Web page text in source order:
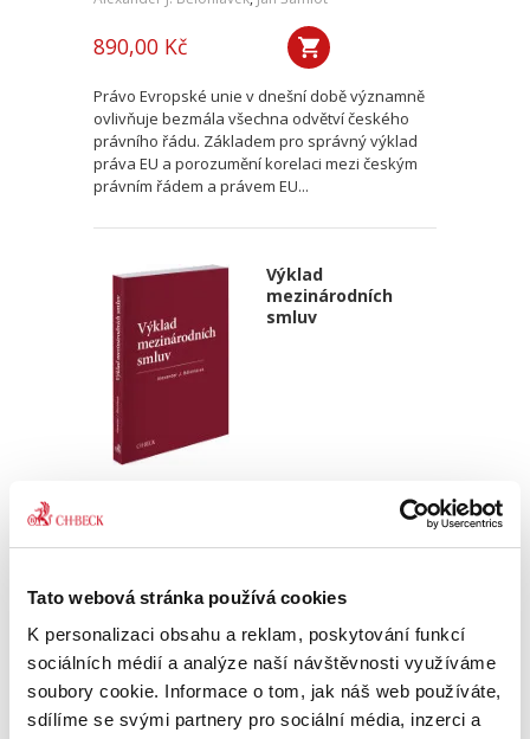
Tato webová stránka používá cookies
K personalizaci obsahu a reklam, poskytování funkcí
sociálních médií a analýze naší návštěvnosti využíváme
soubory cookie. Informace o tom, jak náš web používáte,
sdílíme se svými partnery pro sociální média, inzerci a
890,00 Kč
Právo Evropské unie v dnešní době významně
ovlivňuje bezmála všechna odvětví českého
právního řádu. Základem pro správný výklad
práva EU a porozumění korelaci mezi českým
právním řádem a právem EU...
Výklad
mezinárodních
smluv
690,00 Kč
Nová monografie se věnuje v české literatuře
dosud opomíjenému výkladu mezinárodních
smluv. Kompaktní a přece čtivý výklad zevrubně
rozebírá všechny možné aspekty výkladu
mezinárodních smluv;...